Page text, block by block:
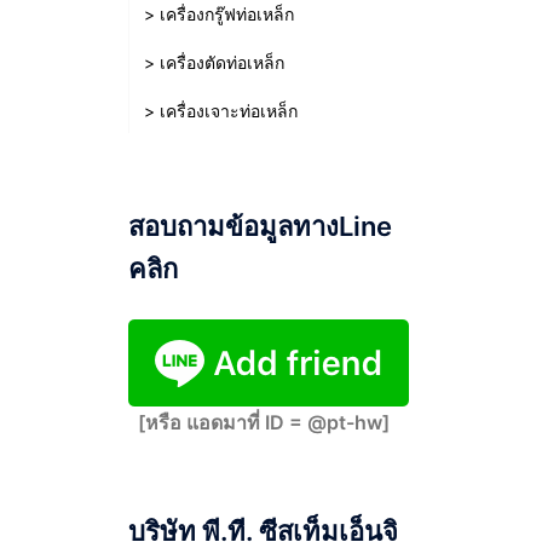
> เครื่องกรู๊ฟท่อเหล็ก
> เครื่องตัดท่อเหล็ก
> เครื่องเจาะท่อเหล็ก
สอบถามข้อมูลทางLine
คลิก
[หรือ แอดมาที่ ID = @pt-hw]
บริษัท พี.ที. ซีสเท็มเอ็นจิ